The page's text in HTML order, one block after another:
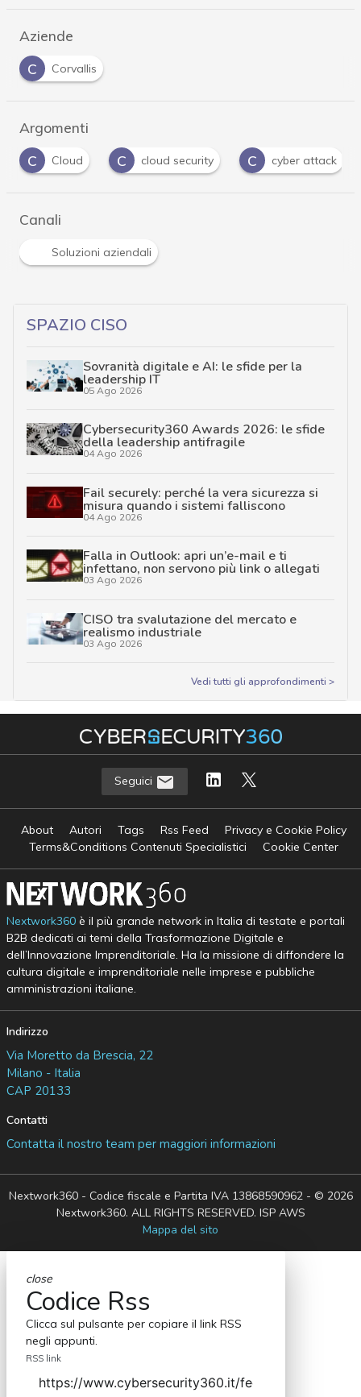
Aziende
C
Corvallis
Argomenti
C
cloud security C cyber attack M machine
Canali
Soluzioni aziendali
SPAZIO CISO
Sovranità digitale e AI: le sfide per la
leadership IT
05 Ago 2026
Cybersecurity360 Awards 2026: le sfide
della leadership antifragile
04 Ago 2026
Fail securely: perché la vera sicurezza si
misura quando i sistemi falliscono
04 Ago 2026
Falla in Outlook: apri un’e-mail e ti
infettano, non servono più link o allegati
03 Ago 2026
CISO tra svalutazione del mercato e
realismo industriale
03 Ago 2026
Vedi tutti gli approfondimenti >
Seguici
About Autori Tags Rss Feed
Privacy e Cookie Policy
Terms&Conditions Contenuti Specialistici
Cookie Center
Nextwork360è il più grande network in Italia di testate e portali
B2B dedicati ai temi della Trasformazione Digitale e
dell’Innovazione Imprenditoriale. Ha la missione di diffondere la
cultura digitale e imprenditoriale nelle imprese e pubbliche
amministrazioni italiane.
Indirizzo
Via Moretto da Brescia, 22
Milano - Italia
CAP 20133
Contatti
Contatta il nostro team per maggiori informazioni
Nextwork360 - Codice fiscale e Partita IVA 13868590962 - © 2026
Nextwork360. ALL RIGHTS RESERVED. ISP AWS
Mappa del sito
close
Codice Rss
Clicca sul pulsante per copiare il link RSS
negli appunti.
RSS link